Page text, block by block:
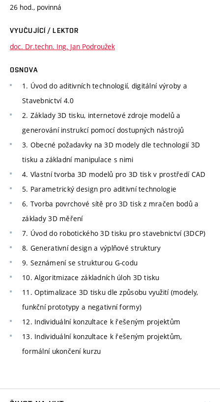
26 hod., povinná
VYUČUJÍCÍ / LEKTOR
doc. Dr.techn. Ing. Jan Podroužek
OSNOVA
1. Úvod do aditivních technologií, digitální výroby a
Stavebnictví 4.0
2. Základy 3D tisku, internetové zdroje modelů a
generování instrukcí pomocí dostupných nástrojů
3. Obecné požadavky na 3D modely dle technologií 3D
tisku a základní manipulace s nimi
4. Vlastní tvorba 3D modelů pro 3D tisk v prostředí CAD
5. Parametrický design pro aditivní technologie
6. Tvorba povrchové sítě pro 3D tisk z mračen bodů a
základy 3D měření
7. Úvod do robotického 3D tisku pro stavebnictví (3DCP)
8. Generativní design a výplňové struktury
9. Seznámení se strukturou G-codu
10. Algoritmizace základních úloh 3D tisku
11. Optimalizace 3D tisku dle způsobu využití (modely,
funkční prototypy a negativní formy)
12. Individuální konzultace k řešeným projektům
13. Individuální konzultace k řešeným projektům,
formální ukončení kurzu